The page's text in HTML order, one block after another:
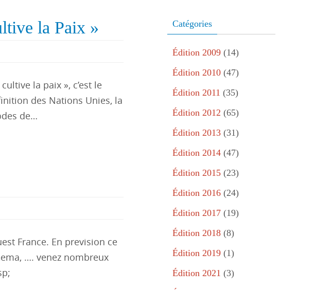
la Paix »
la paix », c’est le
des Nations Unies, la
de…
France. En prevision ce
…. venez nombreux
Catégories
Édition 2009 (14)
Édition 2010 (47)
Édition 2011 (35)
Édition 2012 (65)
Édition 2013 (31)
Édition 2014 (47)
Édition 2015 (23)
Édition 2016 (24)
Édition 2017 (19)
Édition 2018 (8)
Édition 2019 (1)
Édition 2021 (3)